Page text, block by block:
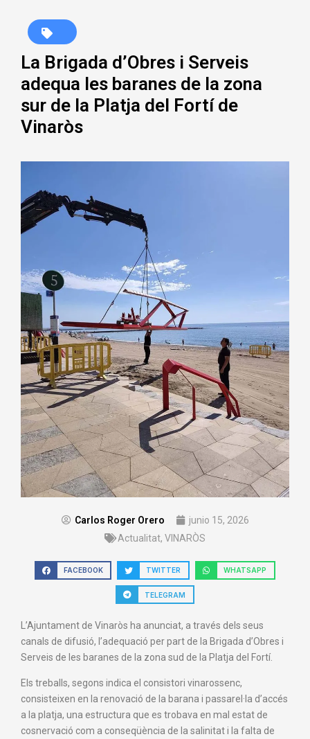
La Brigada d’Obres i Serveis
adequa les baranes de la zona
sur de la Platja del Fortí de
Vinaròs
Carlos Roger Orero
junio 15, 2026
Actualitat, VINARÒS
FACEBOOK TWITTER WHATSAPP
TELEGRAM
L’Ajuntament de Vinaròs ha anunciat, a través dels seus
canals de difusió, l’adequació per part de la Brigada d’Obres i
Serveis de les baranes de la zona sud de la Platja del Fortí.
Els treballs, segons indica el consistori vinarossenc,
consisteixen en la renovació de la barana i passarel·la d’accés
a la platja, una estructura que es trobava en mal estat de
cosnervació com a conseqüència de la salinitat i la falta de